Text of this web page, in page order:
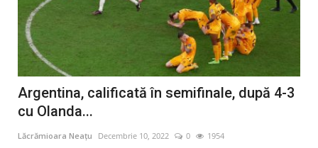
Argentina, calificată în semifinale, după 4-3
cu Olanda...
Lăcrămioara Neațu Decembrie 10, 2022 0 1954